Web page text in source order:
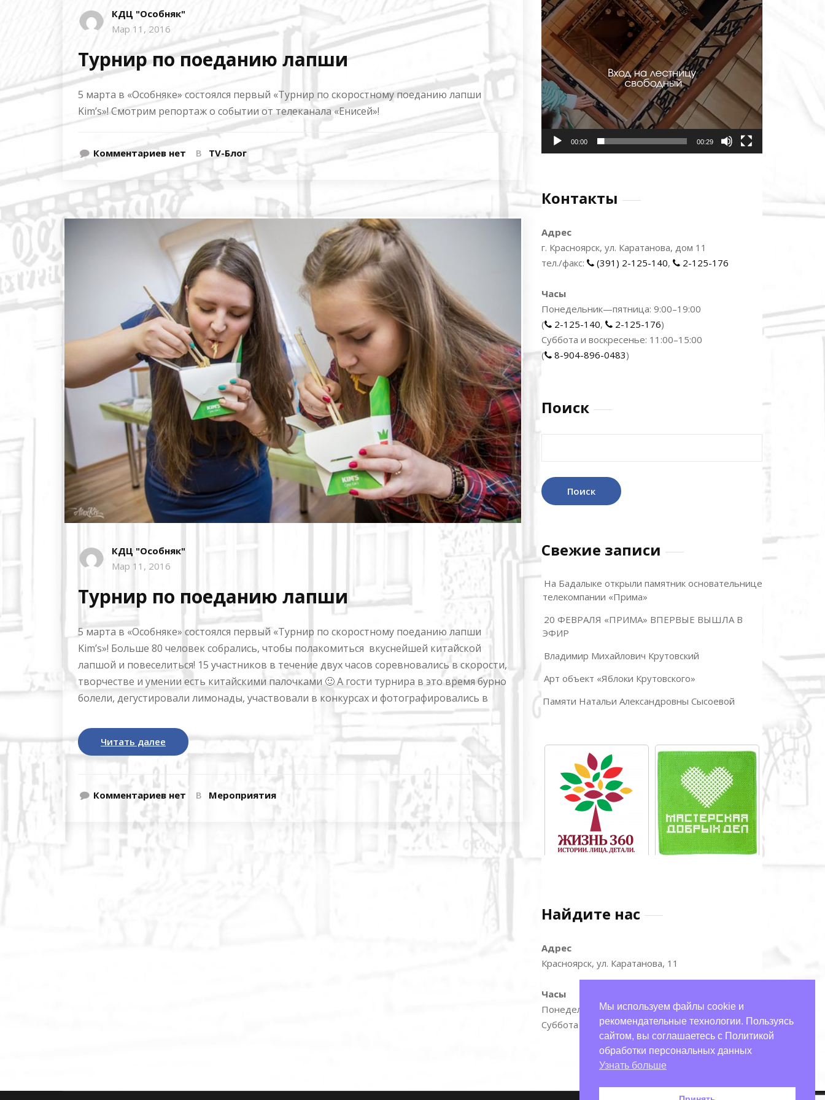
КДЦ "Особняк"
Мар 11, 2016
Турнир по поеданию лапши
5 марта в «Особняке» состоялся первый «Турнир по скоростному поеданию лапши
Kim’s»! Смотрим репортаж о событии от телеканала «Енисей»!
Комментариев нет В TV-Блог
КДЦ "Особняк"
Мар 11, 2016
Турнир по поеданию лапши
5 марта в «Особняке» состоялся первый «Турнир по скоростному поеданию лапши
Kim’s»! Больше 80 человек собрались, чтобы полакомиться вкуснейшей китайской
лапшой и повеселиться! 15 участников в течение двух часов соревновались в скорости,
творчестве и умении есть китайскими палочками 🙂 А гости турнира в это время бурно
болели, дегустировали лимонады, участвовали в конкурсах и фотографировались в
Читать далее
Комментариев нет В Мероприятия
00:00 00:29
Контакты
Адрес
г. Красноярск, ул. Каратанова, дом 11
тел./факс:
(391) 2-125-140, 2-125-176
Часы
Понедельник—пятница: 9:00–19:00
(
2-125-140, 2-125-176)
Суббота и воскресенье: 11:00–15:00
(
8-904-896-0483)
Поиск
Свежие записи
На Бадалыке открыли памятник основательнице
телекомпании «Прима»
20 ФЕВРАЛЯ «ПРИМА» ВПЕРВЫЕ ВЫШЛА В
ЭФИР
Владимир Михайлович Крутовский
Арт объект «Яблоки Крутовского»
Памяти Натальи Александровны Сысоевой
Найдите нас
Адрес
Красноярск, ул. Каратанова, 11
Часы
Понедельник—пятница: 9:00–17:00
Суббота и воскресенье: 11:00–15:00
Мы используем файлы cookie и
рекомендательные технологии. Пользуясь
сайтом, вы соглашаетесь с Политикой
обработки персональных данных
Узнать больше